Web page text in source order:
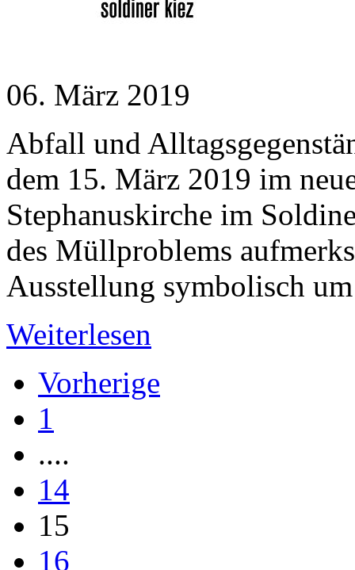
06. März 2019
Abfall und
dem 15. März 2019 im
Stephanuskirche im
des Müllproblems
Ausstellung symbolisch
Weiterlesen
Vorherige
1
....
14
15
16